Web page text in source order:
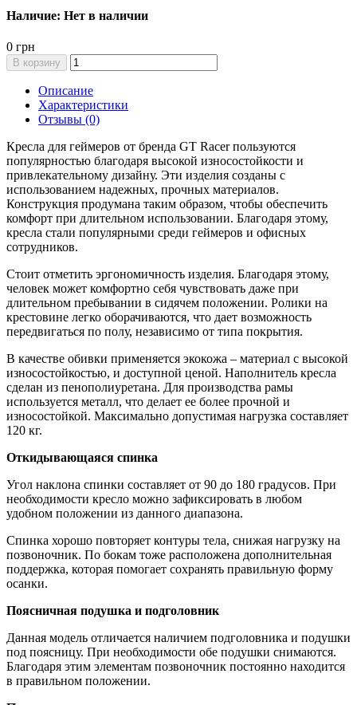
Наличие: Нет в наличии
0 грн
В корзину
Описание
Характеристики
Отзывы (0)
Кресла для геймеров от бренда GT Racer пользуются
популярностью благодаря высокой износостойкости и
привлекательному дизайну. Эти изделия созданы с
использованием надежных, прочных материалов.
Конструкция продумана таким образом, чтобы обеспечить
комфорт при длительном использовании. Благодаря этому,
кресла стали популярными среди геймеров и офисных
сотрудников.
Стоит отметить эргономичность изделия. Благодаря этому,
человек может комфортно себя чувствовать даже при
длительном пребывании в сидячем положении. Ролики на
крестовине легко оборачиваются, что дает возможность
передвигаться по полу, независимо от типа покрытия.
В качестве обивки применяется экокожа – материал с высокой
износостойкостью, и доступной ценой. Наполнитель кресла
сделан из пенополиуретана. Для производства рамы
используется металл, что делает ее более прочной и
износостойкой. Максимально допустимая нагрузка составляет
120 кг.
Откидывающаяся спинка
Угол наклона спинки составляет от 90 до 180 градусов. При
необходимости кресло можно зафиксировать в любом
удобном положении из данного диапазона.
Спинка хорошо повторяет контуры тела, снижая нагрузку на
позвоночник. По бокам тоже расположена дополнительная
поддержка, которая помогает сохранять правильную форму
осанки.
Поясничная подушка и подголовник
Данная модель отличается наличием подголовника и подушки
под поясницу. При необходимости обе подушки снимаются.
Благодаря этим элементам позвоночник постоянно находится
в правильном положении.